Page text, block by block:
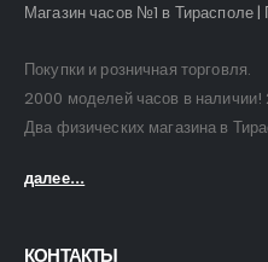
Магазин часов №1 в Тирасполе
Покупки и розничная торговля.
2000 моделей часов в наличии!
Два физических магазина в
далее...
КОНТАКТЫ